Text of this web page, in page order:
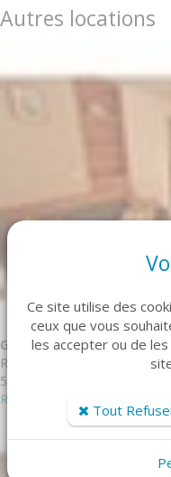
Autres locations
GRAND STUDIO 5 Puy-
Réf. STM601
5 personne(s) - 0 chambre(s)
Réserver
Ce site utilise des
ceux que vous
les accepter ou de
Tout